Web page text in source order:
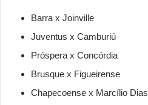
Barra x Joinville
Juventus x Camburiú
Próspera x Concórdia
Brusque x Figueirense
Chapecoense x Marcílio Dias